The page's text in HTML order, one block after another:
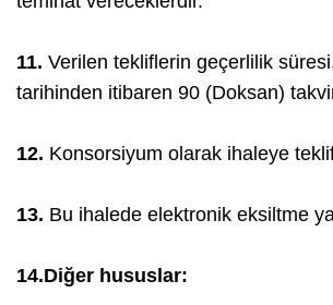
11. Verilen tekliflerin geçerlilik
tarihinden itibaren 90 (Doksan)
12. Konsorsiyum olarak ihaleye
13. Bu ihalede elektronik eksiltme
14.Diğer hususlar: